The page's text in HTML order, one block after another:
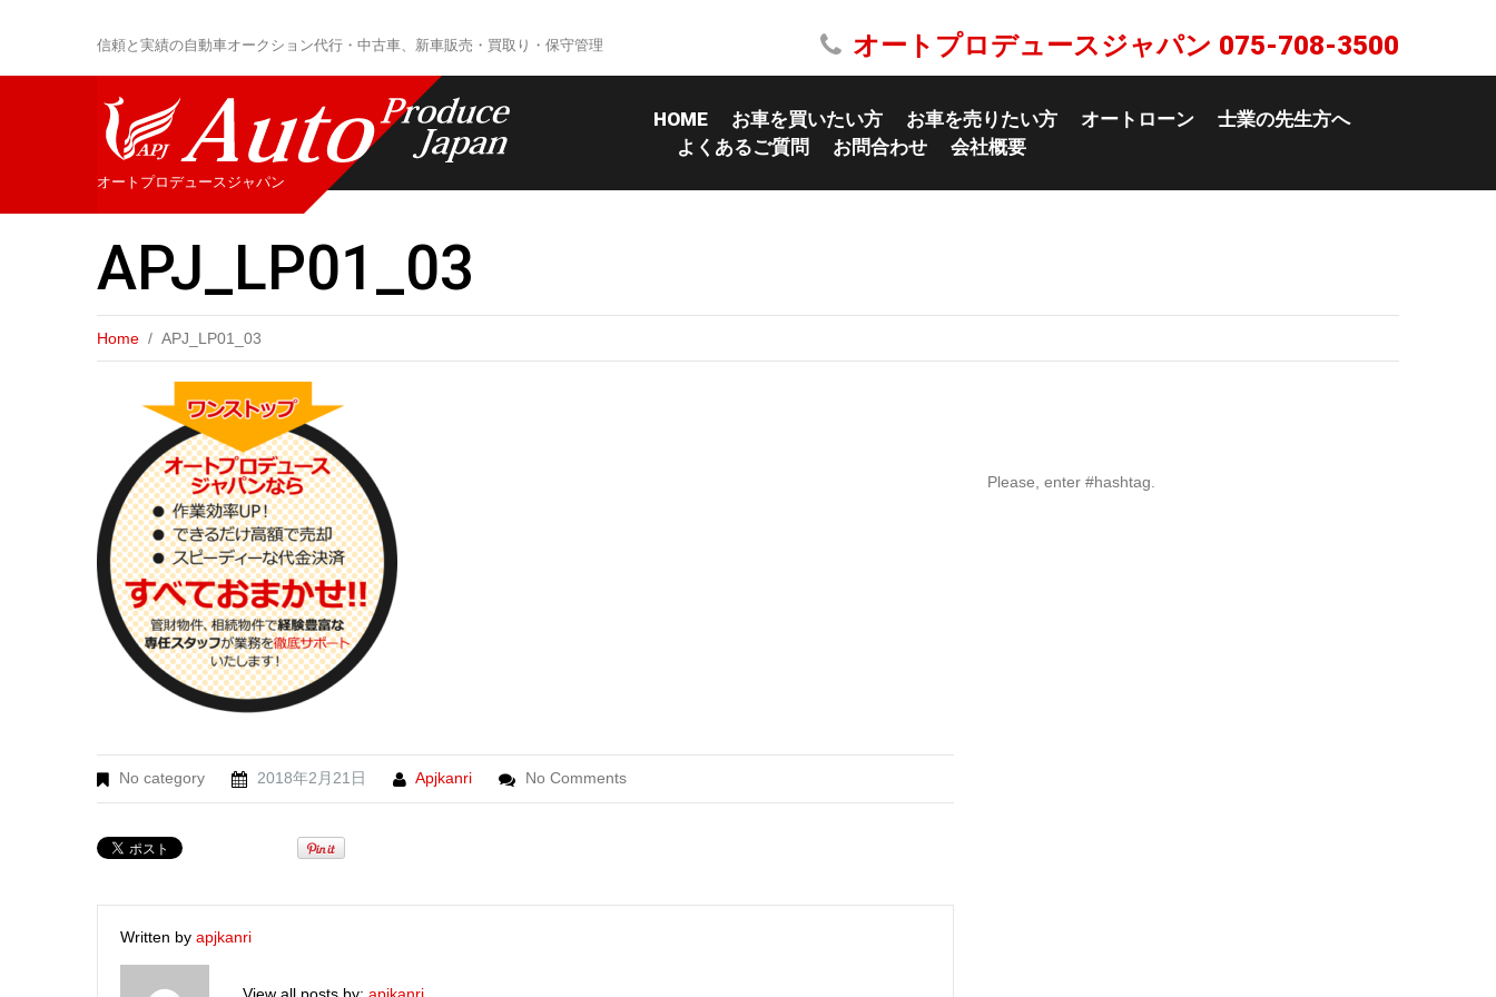
信頼と実績の自動車オークション代行・中古車、新車販売・買取り・保守管理 オートプロデュースジャパン 075-708-3500
オートプロデュースジャパン
HOME お車を買いたい方 お車を売りたい方 オートローン
士業の先生方へ
よくあるご質問
お問合わせ 会社概要
APJ_LP01_03
Home APJ_LP01_03
No category 2018年2月21日 Apjkanri No Comments
Written by apjkanri
Please, enter #hashtag.